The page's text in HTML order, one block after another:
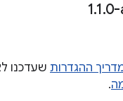
.1.0-
ההגדרות שעדכנו
.